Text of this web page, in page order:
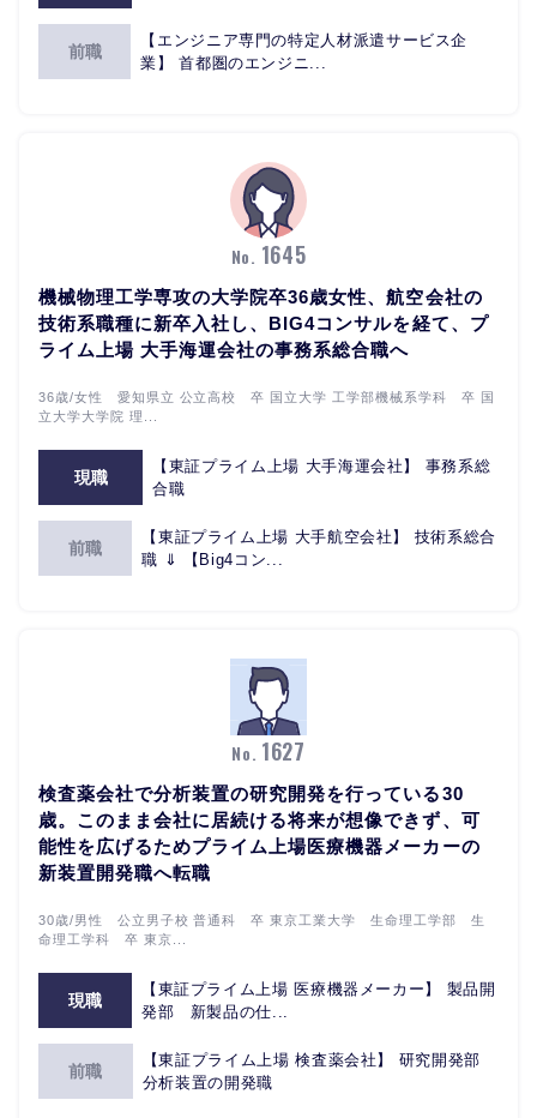
前職
【エンジニア専門の特定人材派遣サービス企
業】 首都圏のエンジニ...
No. 1645
機械物理工学専攻の大学院卒36歳女性、航空会社の
技術系職種に新卒入社し、BIG4コンサルを経て、プ
ライム上場 大手海運会社の事務系総合職へ
36歳/女性 愛知県⽴ 公立高校 卒 国立大学 工学部機械系学科 卒 国
立大学大学院 理...
現職
【東証プライム上場 大手海運会社】 事務系総
合職
前職
【東証プライム上場 ⼤⼿航空会社】 技術系総合
職 ⇓ 【Big4コン...
No. 1627
検査薬会社で分析装置の研究開発を行っている30
歳。このまま会社に居続ける将来が想像できず、可
能性を広げるためプライム上場医療機器メーカーの
新装置開発職へ転職
30歳/男性 公立男子校 普通科 卒 東京⼯業⼤学 ⽣命理⼯学部 ⽣
命理⼯学科 卒 東京...
現職
【東証プライム上場 医療機器メーカー】 製品開
発部 新製品の仕...
前職
【東証プライム上場 検査薬会社】 研究開発部
分析装置の開発職